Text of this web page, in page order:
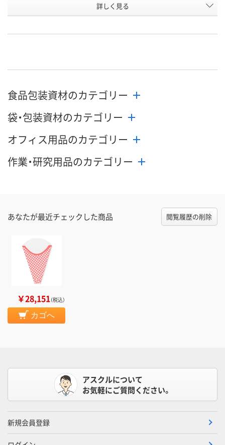
P386736 XU14620
カゴへ
販売停止中です
詳しく見る
食品包装資材のカテゴリー
袋・包装資材のカテゴリー
オフィス用品のカテゴリー
作業・研究用品のカテゴリー
あなたが最近チェックした商品 閲覧履歴の削除
￥28,151（税込）
カゴへ
アスクルについて
お気軽にご質問ください。
新規会員登録